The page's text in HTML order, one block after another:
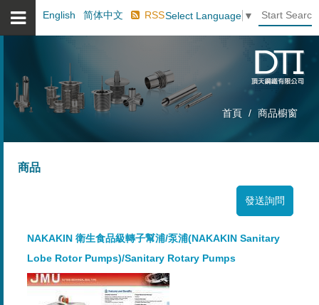
English 简体中文 RSSSelect Language ▼
首頁 商品櫥窗
商品
NAKAKIN 衛生食品級轉子幫浦/泵浦(NAKAKIN Sanitary
Lobe Rotor Pumps)/Sanitary Rotary Pumps